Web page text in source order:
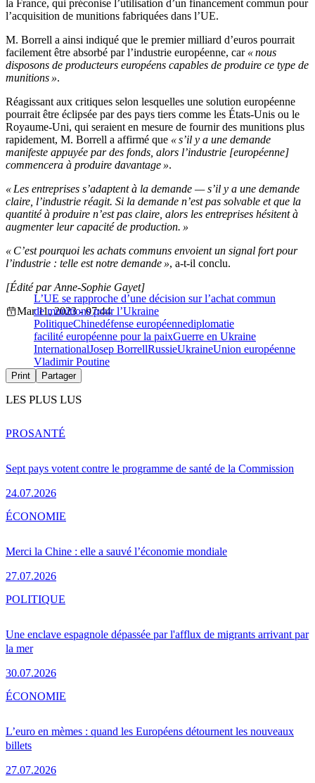
la France, qui préconise l’utilisation d’un financement commun pour
l’acquisition de munitions fabriquées dans l’UE.
M. Borrell a ainsi indiqué que le premier milliard d’euros pourrait
facilement être absorbé par l’industrie européenne, car« nous
disposons de producteurs européens capables de produire ce type de
munitions ».
Réagissant aux critiques selon lesquelles une solution européenne
pourrait être éclipsée par des pays tiers comme les États-Unis ou le
Royaume-Uni, qui seraient en mesure de fournir des munitions plus
rapidement, M. Borrell a affirmé que « s’il y a une demande
manifeste appuyée par des fonds, alors l’industrie [européenne]
commencera à produire davantage ».
« Les entreprises s’adaptent à la demande — s’il y a une demande
claire, l’industrie réagit. Si la demande n’est pas solvable et que la
quantité à produire n’est pas claire, alors les entreprises hésitent à
augmenter leur capacité de production. »
« C’est pourquoi les achats communs envoient un signal fort pour
l’industrie : telle est notre demande », a-t-il conclu.
L’UE se rapproche d’une décision sur l’achat commun
de munitions pour l’Ukraine
[Édité par Anne-Sophie Gayet]
Mar 11, 2023 - 07:44
PolitiqueChinedéfense européennediplomatie
facilité européenne pour la paixGuerre en Ukraine
InternationalJosep BorrellRussieUkraineUnion européenne
Vladimir Poutine
Print Partager
LES PLUS LUS
Sept pays votent contre le programme de santé de la Commission
24.07.2026
PROSANTÉ
Merci la Chine : elle a sauvé l’économie mondiale
27.07.2026
ÉCONOMIE
Une enclave espagnole dépassée par l'afflux de migrants arrivant par
la mer
30.07.2026
POLITIQUE
L’euro en mèmes : quand les Européens détournent les nouveaux
billets
27.07.2026
ÉCONOMIE